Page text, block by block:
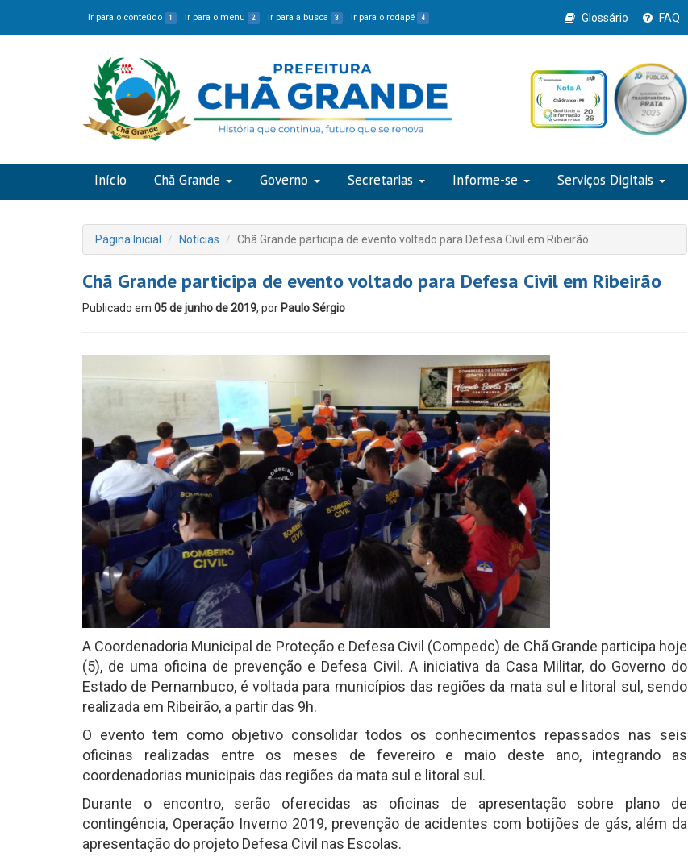
Ir para o conteúdo 1 Ir para o menu 2 Ir para a busca 3 Ir para o rodapé 4 Glossário FAQ
Início Chã Grande Governo Secretarias Informe-se Serviços Digitais
Página Inicial Notícias Chã Grande participa de evento voltado para Defesa Civil em Ribeirão
Chã Grande participa de evento voltado para Defesa Civil em Ribeirão
Publicado em 05 de junho de 2019, por Paulo Sérgio
A Coordenadoria Municipal de Proteção e Defesa Civil (Compedc) de Chã Grande participa hoje
(5), de uma oficina de prevenção e Defesa Civil. A iniciativa da Casa Militar, do Governo do
Estado de Pernambuco, é voltada para municípios das regiões da mata sul e litoral sul, sendo
realizada em Ribeirão, a partir das 9h.
O evento tem como objetivo consolidar todos os conhecimentos repassados nas seis
oficinas realizadas entre os meses de fevereiro e maio deste ano, integrando as
coordenadorias municipais das regiões da mata sul e litoral sul.
Durante o encontro, serão oferecidas as oficinas de apresentação sobre plano de
contingência, Operação Inverno 2019, prevenção de acidentes com botijões de gás, além da
apresentação do projeto Defesa Civil nas Escolas.